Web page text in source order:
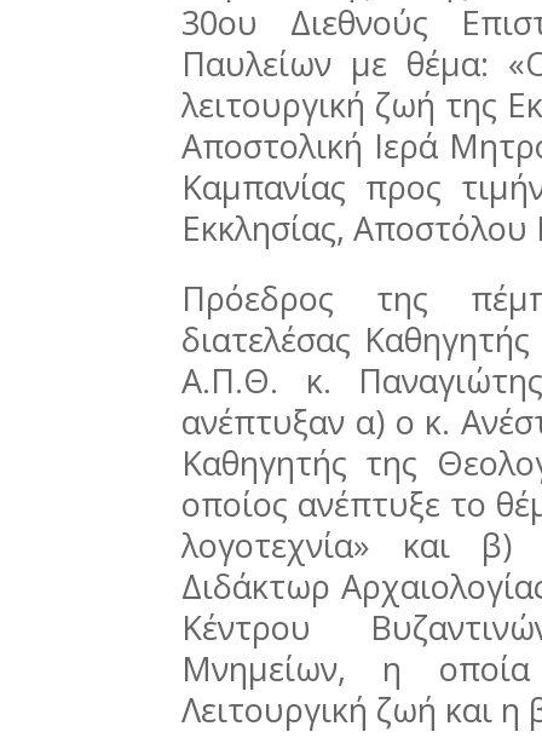
30ου Διεθνούς
Παυλείων με θέμα:
λειτουργική ζωή της
Αποστολική Ιερά
Καμπανίας προς
Εκκλησίας,
Πρόεδρος της
διατελέσας
Α.Π.Θ. κ. Παναγιώτης
ανέπτυξαν α) ο κ.
Καθηγητής της
οποίος ανέπτυξε το
λογοτεχνία» και
Διδάκτωρ
Κέντρου
Μνημείων, η
Λειτουργική ζωή και η